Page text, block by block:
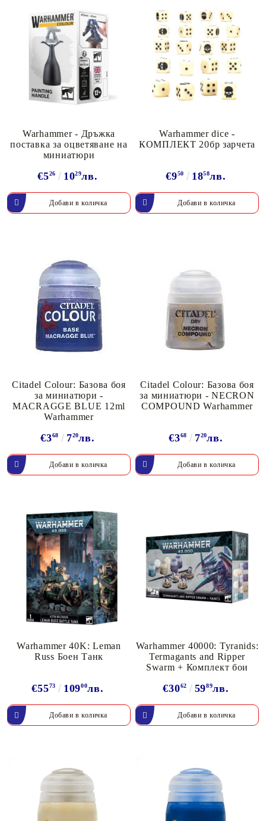
Warhammer - Дръжка
поставка за оцветяване на
миниатюри
€526 1029лв.
Warhammer dice -
КОМПЛЕКТ 20бр зарчета
€950 1858лв.
Citadel Colour: Базова боя
за миниатюри -
MACRAGGE BLUE 12ml
Warhammer
€368 720лв.
Citadel Colour: Базова боя
за миниатюри - NECRON
COMPOUND Warhammer
€368 720лв.
Warhammer 40K: Leman
Russ Боен Танк
€5573 10900лв.
Warhammer 40000: Tyranids:
Termagants and Ripper
Swarm + Комплект бои
€3062 5989лв.